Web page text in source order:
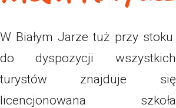
W Białym Jarze tuż przy stoku
do dyspozycji wszystkich
turystów znajduje się
licencjonowana szkoła